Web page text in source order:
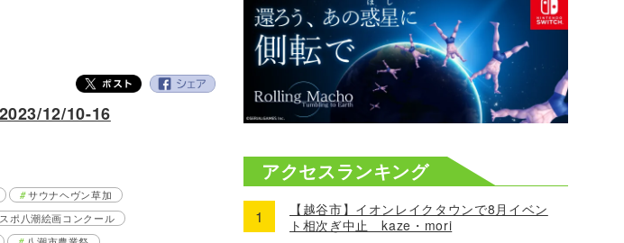
12/10-16
サウナヘヴン草加
ポ八潮絵画コンクール
アクセスランキング
【越谷市】イオンレイクタウンで8月イベン
ト相次ぎ中止 kaze・mori